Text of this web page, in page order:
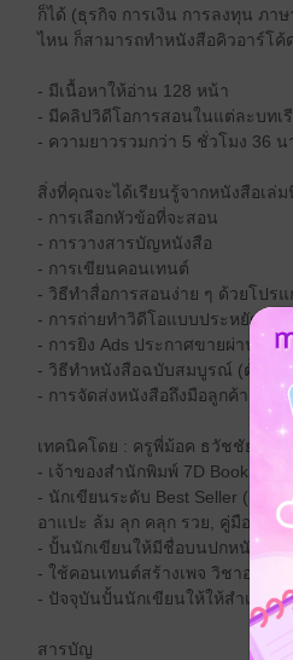
ก็ได้ (ธุรกิจ การเงิน การลงทุน ภ
ไหน ก็สามารถทำหนังสือคิวอาร์โค้
- มีเนื้อหาให้อ่าน 128 หน้า
- มีคลิปวิดีโอการสอนในแต่ละบทเ
- ความยาวรวมกว่า 5 ชั่วโมง 36 น
สิ่งที่คุณจะได้เรียนรู้จากหนังสือเล่ม
- การเลือกหัวข้อที่จะสอน
- การวางสารบัญหนังสือ
- การเขียนคอนเทนต์
- วิธีทำสื่อการสอนง่าย ๆ ด้วยโปรแ
- การถ่ายทำวิดีโอแบบประหยัดงบ
- การยิง Ads ประกาศขายผ่านออ
- วิธีทำหนังสือฉบับสมบูรณ์ (ตั้งแต่เ
- การจัดส่งหนังสือถึงมือลูกค้า
เทคนิคโดย : ครูพี่ม้อค ธวัชชัย พืชผล
- เจ้าของสำนักพิมพ์ 7D Book
- นักเขียนระดับ Best Seller (ผลง
อาแปะ ล้ม ลุก คลุก รวย, คู่มือ
- ปั้นนักเขียนให้มีชื่อบนปกหนังสือม
- ใช้คอนเทนต์สร้างเพจ วิชาอาแ
- ปัจจุบันปั้นนักเขียนให้ให้สำเร็จด้
สารบัญ